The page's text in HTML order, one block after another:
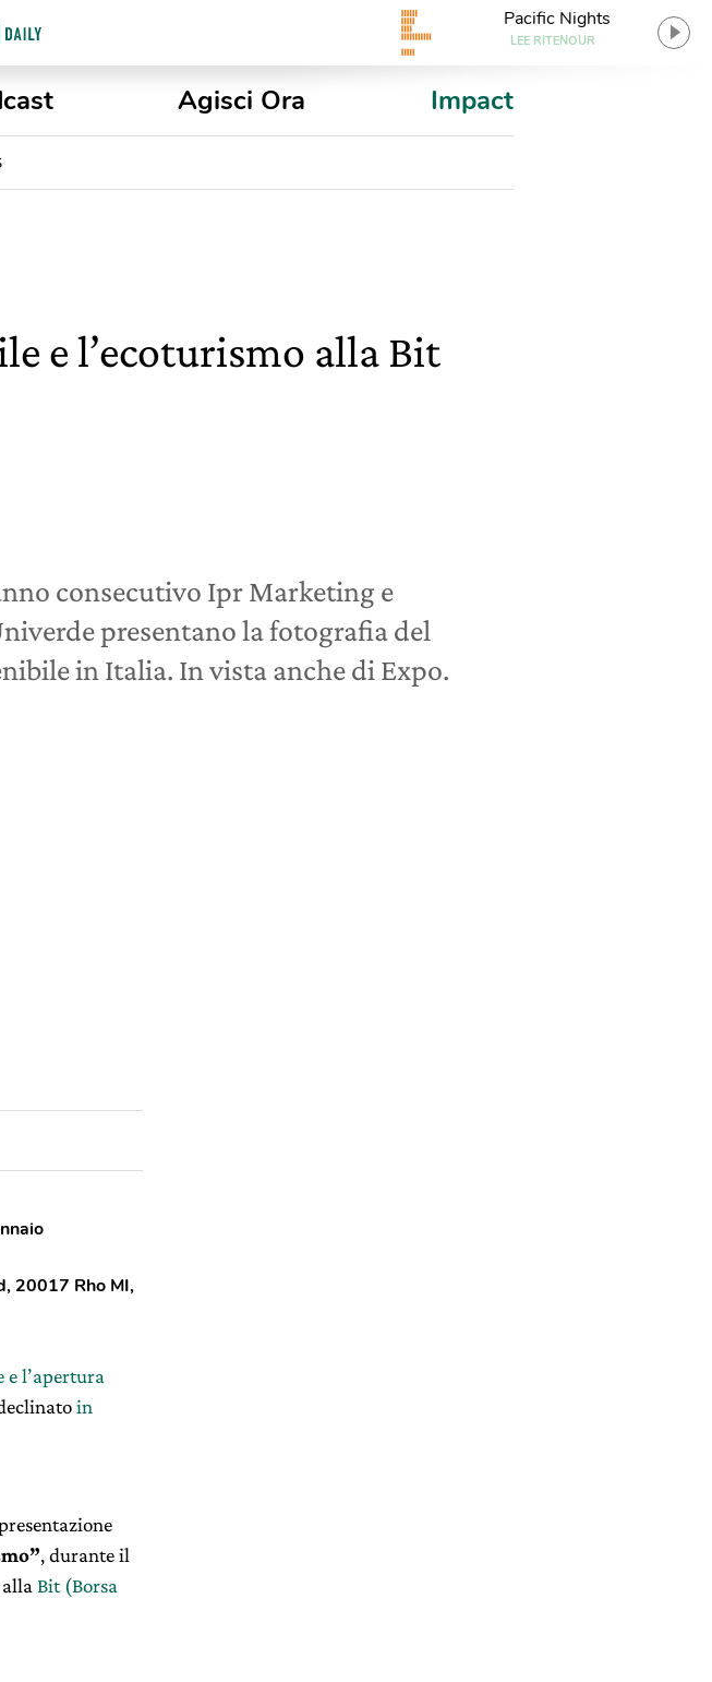
Pacific Nights
LEE RITENOUR
Agisci Ora Impact
e l’ecoturismo alla Bit
consecutivo Ipr Marketing e
presentano la fotografia del
in Italia. In vista anche di Expo.
20017 Rho MI,
e l’apertura
in
, durante il
Bit (Borsa